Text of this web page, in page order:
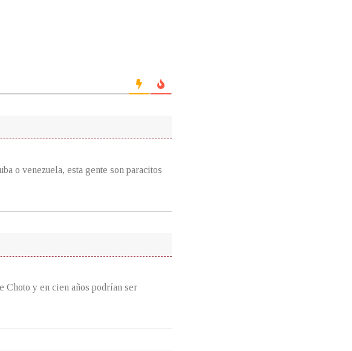
o venezuela, esta gente son paracitos
Choto y en cien años podrían ser